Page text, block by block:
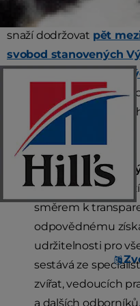
Společnost Hill's
snaží dodržovat pět
svobod stanovených
podmínky
zajištění dobrých
přijímáme několik
následujících:
Skupina
se pravidelně
směrem k
odpovědnému
udržitelnosti pro
sestává ze
zvířat, vedoucích
a dalších